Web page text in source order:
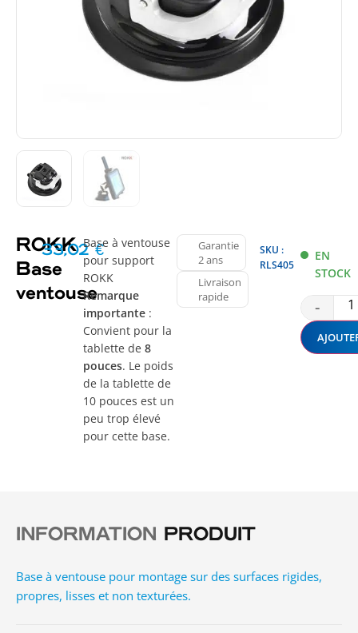
ROKK
Base
ventouse
33,02€
Base à ventouse
pour support
ROKK
Remarque
importante:
Convient pour la
tablette de 8
pouces. Le poids
de la tablette de
10 pouces est un
peu trop élevé
pour cette base.
Garantie
2 ans
Livraison
rapide
SKU :
RLS405
EN
STOCK
-
INFORMATION PRODUIT
Base à ventouse pour montage sur des surfaces rigides,
propres, lisses et non texturées.